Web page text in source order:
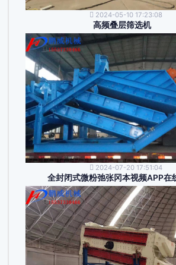
2024-05-10 17:23:08
高频叠层筛选机
2024-07-20 17:51:04
全封闭式微粉弛张冈本视频APP在